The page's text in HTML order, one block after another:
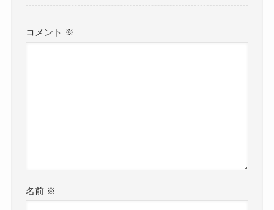
コメント ※
名前 ※